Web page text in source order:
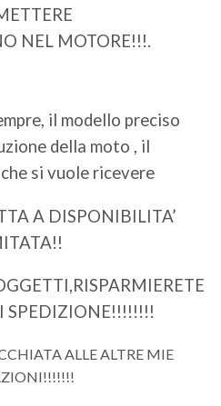
NEL MOTORE!!!.
il modello preciso
della moto , il
si vuole ricevere
A DISPONIBILITA’
SPEDIZIONE!!!!!!!!
ALLE ALTRE MIE